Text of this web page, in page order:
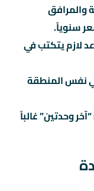
والمرافق
لازم يتكتب في
نفس المنطقة
وحدتين” غالباً